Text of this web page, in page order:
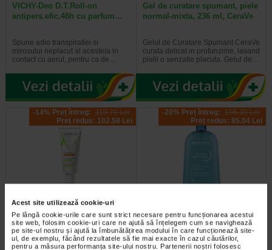
Acest site utilizează cookie-uri
Pe lângă cookie-urile care sunt strict necesare pentru funcționarea acestui
site web, folosim cookie-uri care ne ajută să înțelegem cum se navighează
pe site-ul nostru și ajută la îmbunătățirea modului în care funcționează site-
ul, de exemplu, făcând rezultatele să fie mai exacte în cazul căutărilor,
pentru a măsura performanța site-ului nostru. Partenerii noștri folosesc
VICHY-Deo D.T.Roll-on
antipers.efic.48h cu parfum…
Spune adio transpiratiei si
mirosului neplacut al acesteia in
contact cu aerul, pentru ca de…
Gel de curatare spumant, piele
normal-mixta, 236 ml, CeraVe
Gelul de Curatare Spumant CeraVe
curata delicat in profunzime, lasand
pielii o senzatie placuta. Gelul de…
-14% Preț întreg: 119.70 Lei
Preț redus: 102.58 Lei
Aderma Exomega Control
Crema 200ml
Aderma Exomega Control este o
-20% Preț întreg: 106.30 Lei
Preț redus: 85.04 Lei
BIODERMA
Pielea uscata si sensibila are